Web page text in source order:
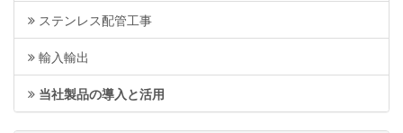
ステンレス配管工事
輸入輸出
当社製品の導入と活用